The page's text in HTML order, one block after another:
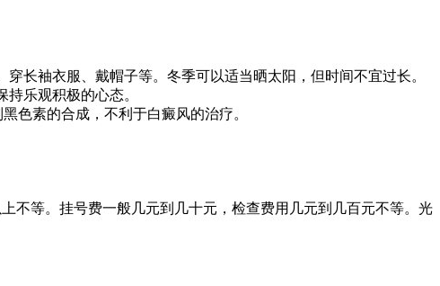
长袖衣服、戴帽子等。冬季可以适当晒太阳，但时间不宜过长。
乐观积极的心态。
色素的合成，不利于白癜风的治疗。
不等。挂号费一般几元到几十元，检查费用几元到几百元不等。光